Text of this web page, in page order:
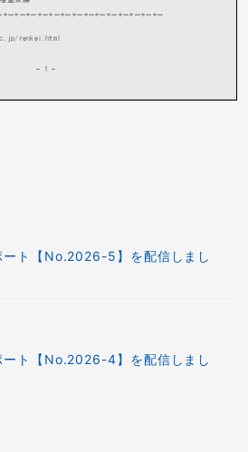
ート【No.2026-5】を配信しまし
ート【No.2026-4】を配信しまし